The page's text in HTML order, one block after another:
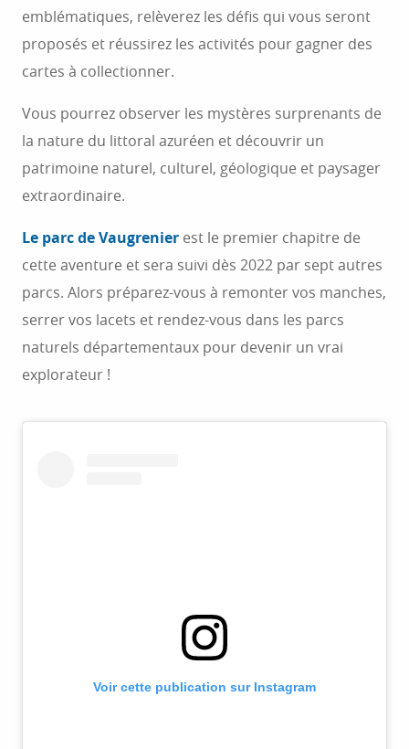
emblématiques, relèverez les défis qui vous seront
proposés et réussirez les activités pour gagner des
cartes à collectionner.
Vous pourrez observer les mystères surprenants de
la nature du littoral azuréen et découvrir un
patrimoine naturel, culturel, géologique et paysager
extraordinaire.
Le parc de Vaugrenier est le premier chapitre de
cette aventure et sera suivi dès 2022 par sept autres
parcs. Alors préparez-vous à remonter vos manches,
serrer vos lacets et rendez-vous dans les parcs
naturels départementaux pour devenir un vrai
explorateur !
Voir cette publication sur Instagram